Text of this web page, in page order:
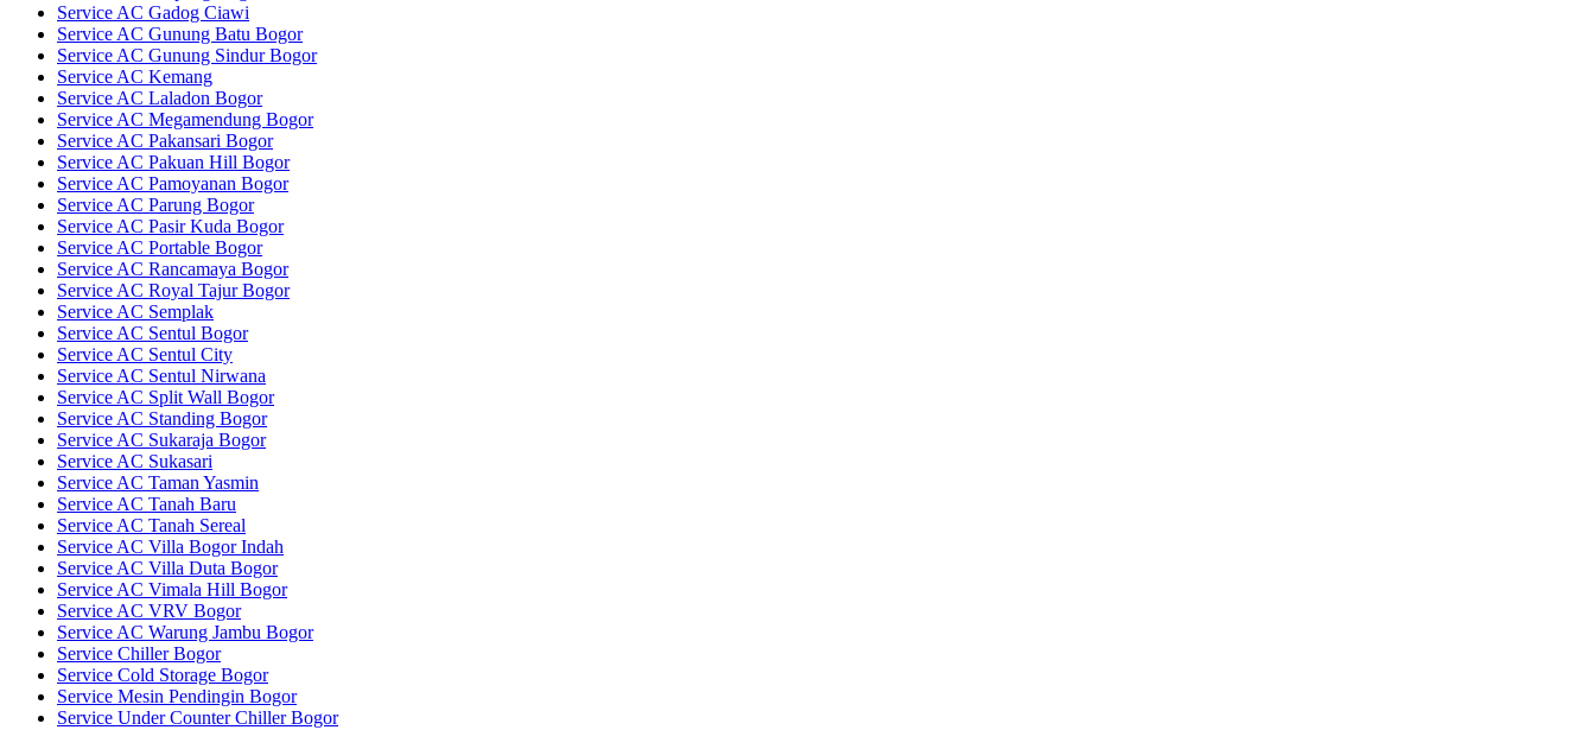
Service AC Gadog Ciawi
Service AC Gunung Batu Bogor
Service AC Gunung Sindur Bogor
Service AC Kemang
Service AC Laladon Bogor
Service AC Megamendung Bogor
Service AC Pakansari Bogor
Service AC Pakuan Hill Bogor
Service AC Pamoyanan Bogor
Service AC Parung Bogor
Service AC Pasir Kuda Bogor
Service AC Portable Bogor
Service AC Rancamaya Bogor
Service AC Royal Tajur Bogor
Service AC Semplak
Service AC Sentul Bogor
Service AC Sentul City
Service AC Sentul Nirwana
Service AC Split Wall Bogor
Service AC Standing Bogor
Service AC Sukaraja Bogor
Service AC Sukasari
Service AC Taman Yasmin
Service AC Tanah Baru
Service AC Tanah Sereal
Service AC Villa Bogor Indah
Service AC Villa Duta Bogor
Service AC Vimala Hill Bogor
Service AC VRV Bogor
Service AC Warung Jambu Bogor
Service Chiller Bogor
Service Cold Storage Bogor
Service Mesin Pendingin Bogor
Service Under Counter Chiller Bogor